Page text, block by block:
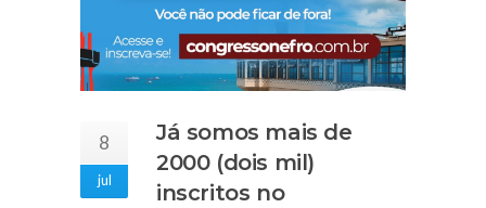
8
jul
Já somos mais de
2000 (dois mil)
inscritos no